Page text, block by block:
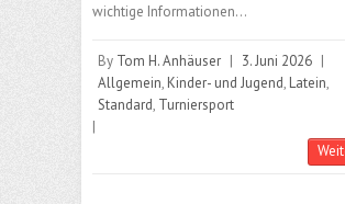
wichtige Informationen…
By Tom H. Anhäuser | 3. Juni 2026 |
Allgemein, Kinder- und Jugend, Latein,
Standard, Turniersport
|